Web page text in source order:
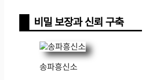
비밀 보장과 신뢰 구축
송파흥신소